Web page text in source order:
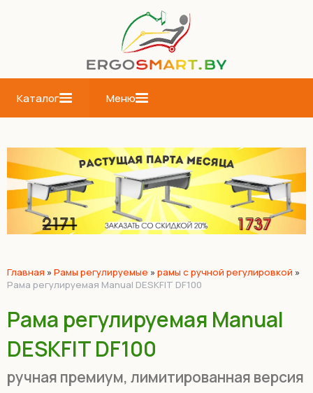
Каталог Меню
Главная » Рамы регулируемые » рамы с ручной регулировкой »
Рама регулируемая Manual DESKFIT DF100
Рама регулируемая Manual
DESKFIT DF100
ручная премиум, лимитированная версия